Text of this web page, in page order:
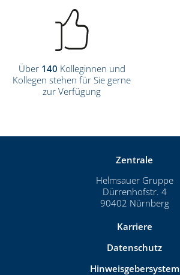
Über140 Kolleginnen und
Kollegen stehen für Sie gerne
zur Verfügung
Zentrale
Helmsauer Gruppe
Dürrenhofstr. 4
90402 Nürnberg
Karriere
Datenschutz
Hinweisgebersystem